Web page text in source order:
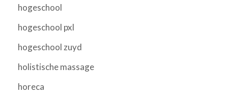
hogeschool
hogeschool pxl
hogeschool zuyd
holistische massage
horeca